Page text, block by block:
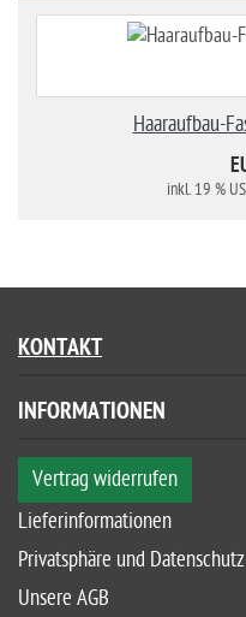
Haaraufbau-
inkl. 19 %
KONTAKT
INFORMATIONEN
Vertrag widerrufen
Lieferinformationen
Privatsphäre und Datenschutz
Unsere AGB